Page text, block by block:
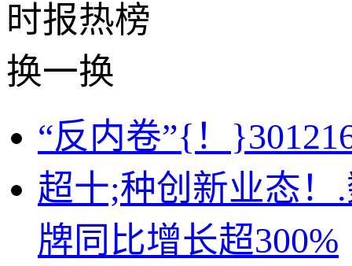
时报热榜
换一换
“反内卷”{！
超十;种创新业态！
牌同比增长超300%